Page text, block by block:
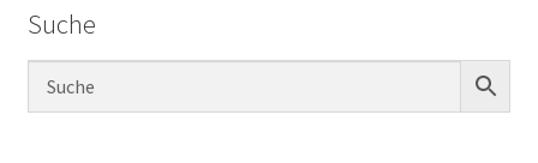
Kontakt
Sachs Ersatzteile
Suche